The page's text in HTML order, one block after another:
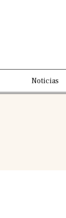
Noticias